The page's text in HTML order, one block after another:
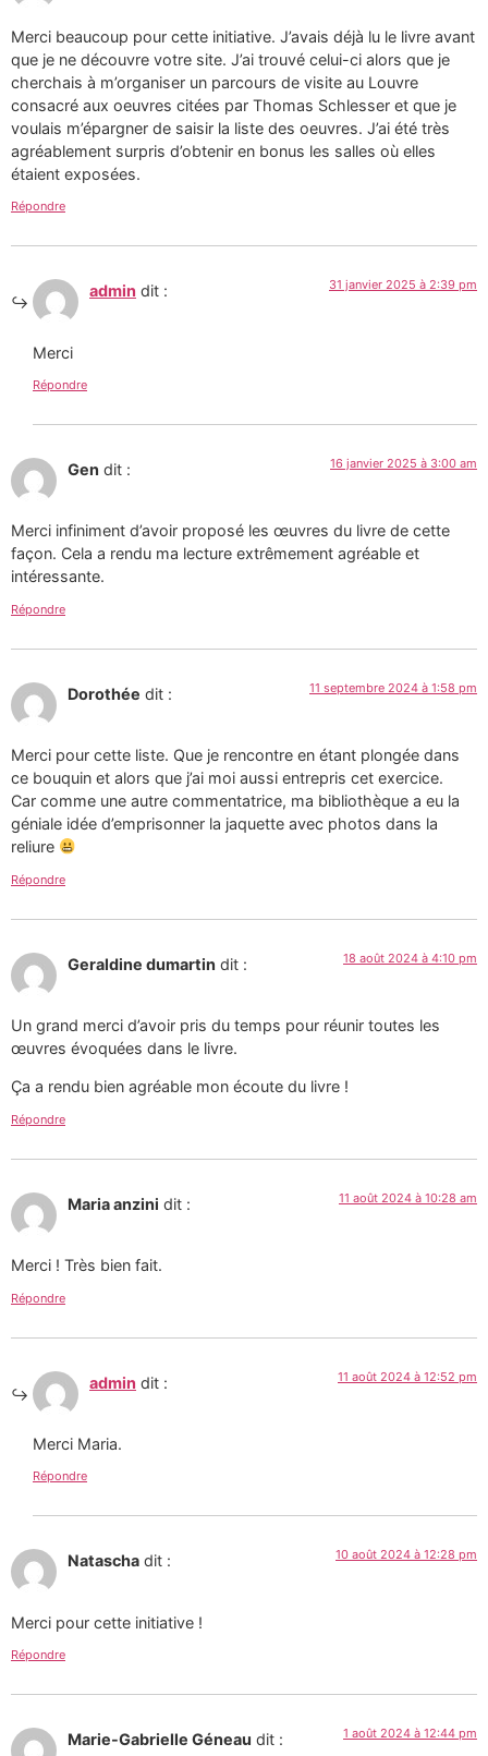
Merci beaucoup pour cette initiative. J’avais déjà lu le livre avant
que je ne découvre votre site. J’ai trouvé celui-ci alors que je
cherchais à m’organiser un parcours de visite au Louvre
consacré aux oeuvres citées par Thomas Schlesser et que je
voulais m’épargner de saisir la liste des oeuvres. J’ai été très
agréablement surpris d’obtenir en bonus les salles où elles
étaient exposées.
Répondre
admin dit : 31 janvier 2025 à 2:39 pm
Merci
Répondre
Gen dit : 16 janvier 2025 à 3:00 am
Merci infiniment d’avoir proposé les œuvres du livre de cette
façon. Cela a rendu ma lecture extrêmement agréable et
intéressante.
Répondre
Dorothée dit : 11 septembre 2024 à 1:58 pm
Merci pour cette liste. Que je rencontre en étant plongée dans
ce bouquin et alors que j’ai moi aussi entrepris cet exercice.
Car comme une autre commentatrice, ma bibliothèque a eu la
géniale idée d’emprisonner la jaquette avec photos dans la
reliure
Répondre
Geraldine dumartin dit : 18 août 2024 à 4:10 pm
Un grand merci d’avoir pris du temps pour réunir toutes les
œuvres évoquées dans le livre.
Ça a rendu bien agréable mon écoute du livre !
Répondre
Maria anzini dit : 11 août 2024 à 10:28 am
Merci ! Très bien fait.
Répondre
admin dit : 11 août 2024 à 12:52 pm
Merci Maria.
Répondre
Natascha dit : 10 août 2024 à 12:28 pm
Merci pour cette initiative !
Répondre
Marie-Gabrielle Géneau dit : 1 août 2024 à 12:44 pm